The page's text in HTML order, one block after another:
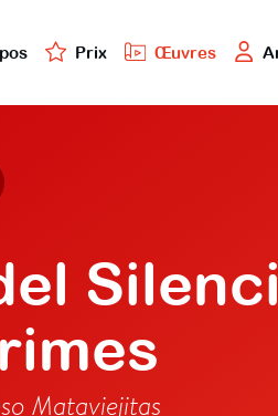
Prix Œuvres
Mataviejitas